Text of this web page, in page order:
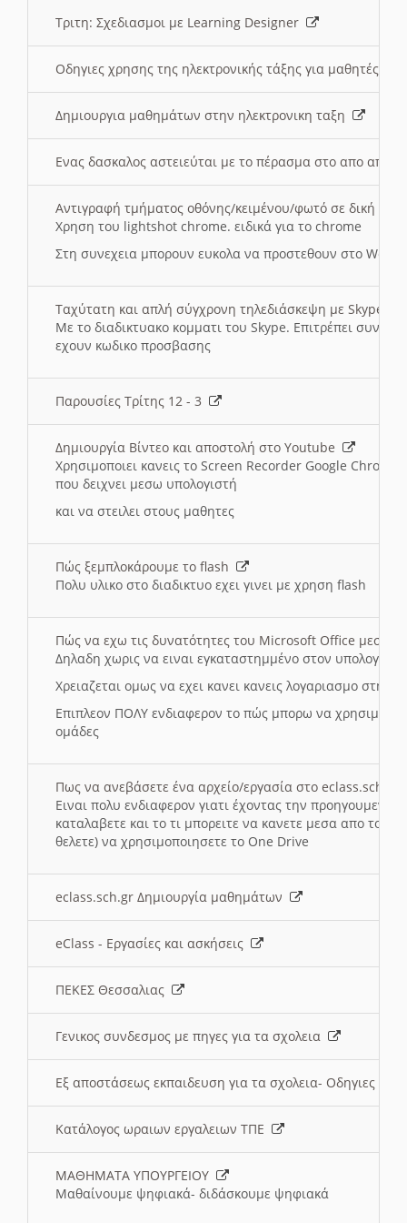
Τριτη: Σχεδιασμοι με Learning Designer
Οδηγιες χρησης της ηλεκτρονικής τάξης για μαθητές
Δημιουργια μαθημάτων στην ηλεκτρονικη ταξη
Ενας δασκαλος αστειεύται με το πέρασμα στο απο
Αντιγραφή τμήματος οθόνης/κειμένου/φωτό σε δική
Χρηση του lightshot chrome. ειδικά για το chrome
Στη συνεχεια μπορουν ευκολα να προστεθουν στο Word
Ταχύτατη και απλή σύγχρονη τηλεδιάσκεψη με Skype
Με το διαδικτυακο κομματι του Skype. Επιτρέπει
εχουν κωδικο προσβασης
Παρουσίες Τρίτης 12 - 3
Δημιουργία Βίντεο και αποστολή στο Youtube
Χρησιμοποιει κανεις το Screen Recorder Google Chrome
που δειχνει μεσω υπολογιστή
και να στειλει στους μαθητες
Πώς ξεμπλοκάρουμε το flash
Πολυ υλικο στο διαδικτυο εχει γινει με χρηση flash
Πώς να εχω τις δυνατότητες του Microsoft Office μεσω
Δηλαδη χωρις να ειναι εγκαταστημμένο στον
Χρειαζεται ομως να εχει κανει κανεις λογαριασμο στη
Επιπλεον ΠΟΛΥ ενδιαφερον το πώς μπορω να
ομάδες
Πως να ανεβάσετε ένα αρχείο/εργασία στο eclass.sch.gr
Ειναι πολυ ενδιαφερον γιατι έχοντας την
καταλαβετε και το τι μπορειτε να κανετε μεσα απο το
θελετε) να χρησιμοποιησετε το One Drive
eclass.sch.gr Δημιουργία μαθημάτων
eClass - Εργασίες και ασκήσεις
ΠΕΚΕΣ Θεσσαλιας
Γενικος συνδεσμος με πηγες για τα σχολεια
Εξ αποστάσεως εκπαιδευση για τα σχολεια- Οδηγιες
Κατάλογος ωραιων εργαλειων ΤΠΕ
ΜΑΘΗΜΑΤΑ ΥΠΟΥΡΓΕΙΟΥ
Μαθαίνουμε ψηφιακά- διδάσκουμε ψηφιακά